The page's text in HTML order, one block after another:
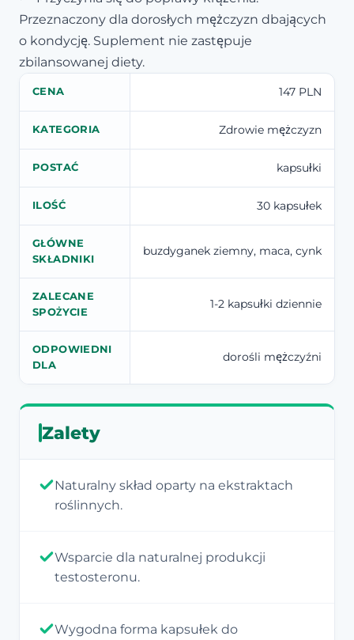
Przeznaczony dla dorosłych mężczyzn dbających
o kondycję. Suplement nie zastępuje
zbilansowanej diety.
CENA 147 PLN
KATEGORIA Zdrowie mężczyzn
POSTAĆ kapsułki
ILOŚĆ 30 kapsułek
GŁÓWNE
SKŁADNIKI
buzdyganek ziemny, maca, cynk
ZALECANE
SPOŻYCIE
1-2 kapsułki dziennie
ODPOWIEDNI
DLA
dorośli mężczyźni
Zalety
Naturalny skład oparty na ekstraktach
roślinnych.
Wsparcie dla naturalnej produkcji
testosteronu.
Wygodna forma kapsułek do